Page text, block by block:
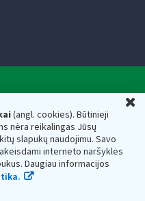
(angl. cookies). Būtinieji
nėra reikalingas Jūsų
slapukų naudojimu. Savo
interneto naršyklės
Daugiau informacijos
— 188659752,
Vilnius, Lietuva, el.paštas:
188659752
prie Lietuvos
ir saugomi Juridinių